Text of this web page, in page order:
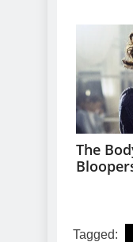
Tagged: